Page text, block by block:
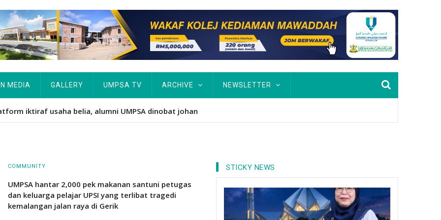
IN MEDIA GALLERY UMPSA TV ARCHIVE NEWSLETTER
iktiraf usaha belia, alumni UMPSA dinobat johan
COMMUNITY
UMPSA hantar 2,000 pek makanan santuni petugas
dan keluarga pelajar UPSI yang terlibat tragedi
kemalangan jalan raya di Gerik
STICKY NEWS